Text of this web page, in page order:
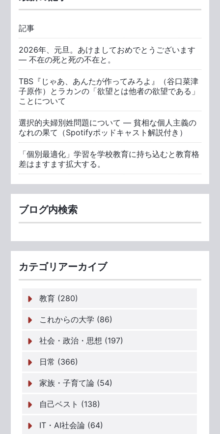
記事
2026年、元旦。あけましておめでとうございます
― 不在の死と死の不在と。
TBS『じゃあ、あんたが作ってみろよ』（谷口菜津
子原作）とラカンの「欲望とは他者の欲望である」
ことについて
選択的夫婦別姓問題について ― 貧相な個人主義の
なれの果て（Spotifyポッドキャスト解説付き）
「個別最適化」学習を学校教育に持ち込むと教育格
差はますます拡大する。
ブログ内検索
カテゴリアーカイブ
教育 (280)
これからの大学 (86)
社会・政治・思想 (197)
日常 (366)
家族・子育て論 (54)
自己ベスト (138)
IT・AI社会論 (64)